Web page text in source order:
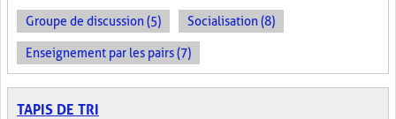
Groupe de discussion (5) Socialisation (8)
Enseignement par les pairs (7)
TAPIS DE TRI